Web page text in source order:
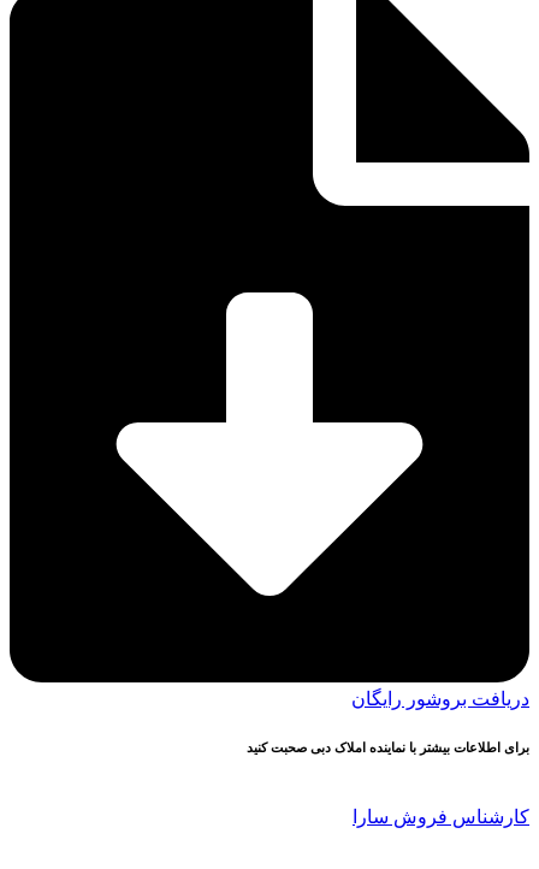
دریافت بروشور رایگان
برای اطلاعات بیشتر با نماینده املاک دبی صحبت کنید
کارشناس فروش سارا